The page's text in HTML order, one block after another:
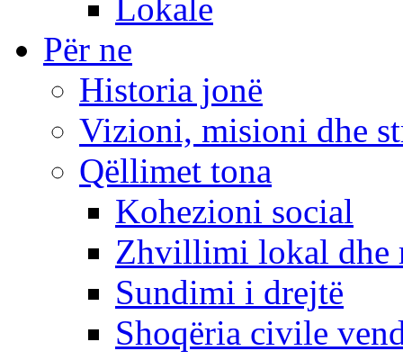
Lokale
Për ne
Historia jonë
Vizioni, misioni dhe
Qëllimet tona
Kohezioni social
Zhvillimi lokal dhe
Sundimi i drejtë
Shoqëria civile